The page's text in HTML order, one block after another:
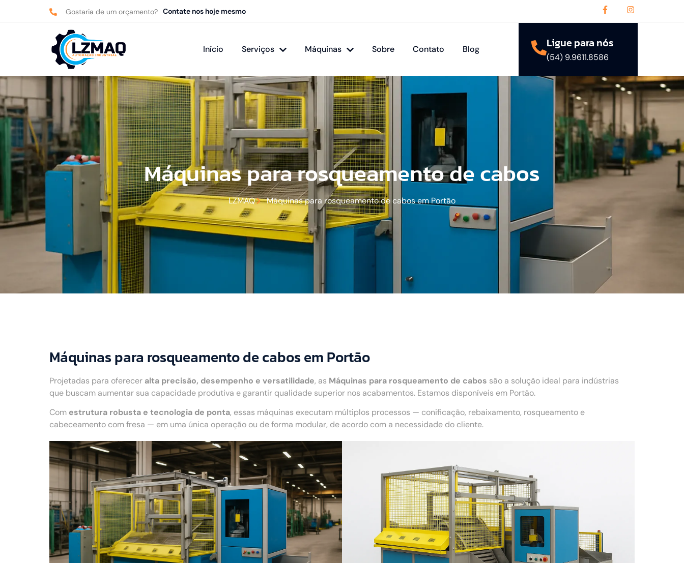
Gostaria de um orçamento? Contate nos hoje mesmo
Início Serviços Máquinas Sobre Contato Blog Ligue para nós
(54) 9.9611.8586
Máquinas para rosqueamento de cabos
LZMAQ Máquinas para rosqueamento de cabos em Portão
Máquinas para rosqueamento de cabos em Portão
Projetadas para oferecer alta precisão, desempenho e versatilidade, as Máquinas para rosqueamento de cabos são a solução ideal para indústrias
que buscam aumentar sua capacidade produtiva e garantir qualidade superior nos acabamentos. Estamos disponíveis em Portão.
Com estrutura robusta e tecnologia de ponta, essas máquinas executam múltiplos processos — conificação, rebaixamento, rosqueamento e
cabeceamento com fresa — em uma única operação ou de forma modular, de acordo com a necessidade do cliente.